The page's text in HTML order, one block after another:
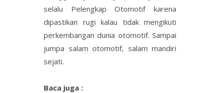
selalu Pelengkap Otomotif karena
dipastikan rugi kalau tidak mengikuti
perkembangan dunia otomotif. Sampai
jumpa salam otomotif, salam mandiri
sejati.
Baca juga :